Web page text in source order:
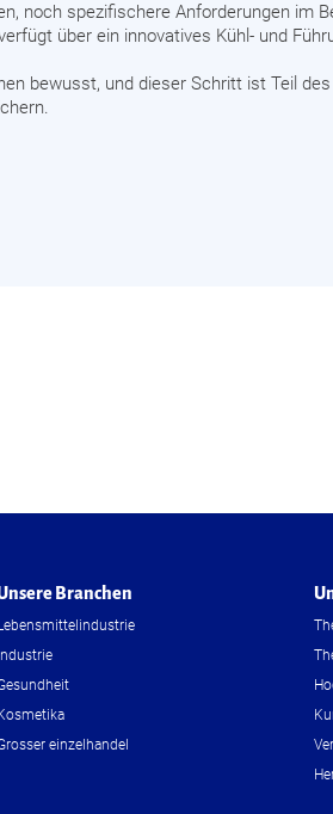
noch spezifischere Anforderungen
über ein innovatives Kühl- und
bewusst, und dieser Schritt ist Teil
Branchen
Industrie
einzelhandel